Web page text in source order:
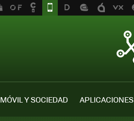
MÓVIL Y SOCIEDAD APLICACIONES